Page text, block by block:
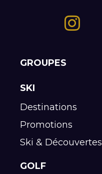
GROUPES
SKI
Destinations
Promotions
Ski & Découvertes
GOLF